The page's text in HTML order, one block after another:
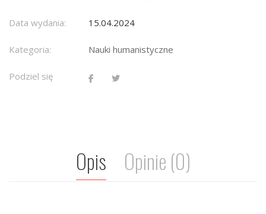
Data wydania: 15.04.2024
Kategoria: Nauki humanistyczne
Podziel się
Opis Opinie (0)